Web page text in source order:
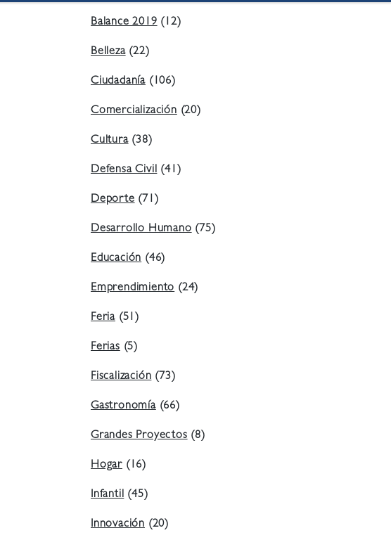
Balance 2019(12)
Belleza(22)
Ciudadanía (106)
Comercialización(20)
Cultura(38)
Defensa Civil(41)
Deporte(71)
Desarrollo Humano(75)
Educación(46)
Emprendimiento(24)
Feria (51)
Ferias(5)
Fiscalización(73)
Gastronomía(66)
Grandes Proyectos(8)
Hogar (16)
Infantil(45)
Innovación (20)